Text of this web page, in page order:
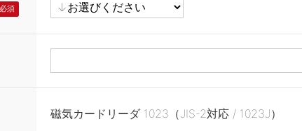
磁気カードリーダ 1023（JIS-2対応 / 1023J）